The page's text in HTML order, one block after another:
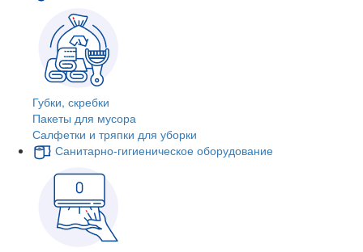
Губки, скребки
Пакеты для мусора
Салфетки и тряпки для уборки
Санитарно-гигиеническое оборудование